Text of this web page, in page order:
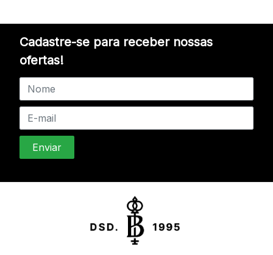
Cadastre-se para receber nossas
ofertas!